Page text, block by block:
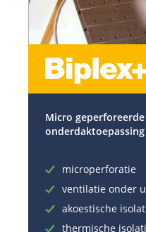
Micro
onderdaktoepassing
microperforatie
ventilatie onder
akoestische
thermische